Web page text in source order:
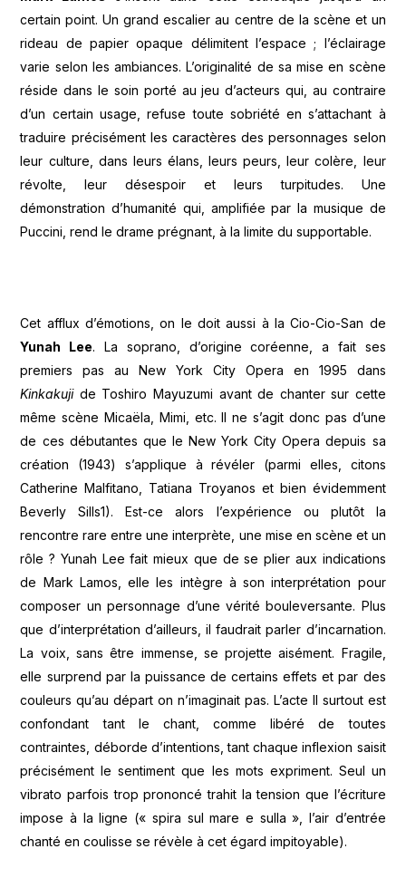
certain point. Un grand escalier au centre de la scène et un
rideau de papier opaque délimitent l’espace ; l’éclairage
varie selon les ambiances. L’originalité de sa mise en scène
réside dans le soin porté au jeu d’acteurs qui, au contraire
d’un certain usage, refuse toute sobriété en s’attachant à
traduire précisément les caractères des personnages selon
leur culture, dans leurs élans, leurs peurs, leur colère, leur
révolte, leur désespoir et leurs turpitudes. Une
démonstration d’humanité qui, amplifiée par la musique de
Puccini, rend le drame prégnant, à la limite du supportable.
Cet afflux d’émotions, on le doit aussi à la Cio-Cio-San de
Yunah Lee. La soprano, d’origine coréenne, a fait ses
premiers pas au New York City Opera en 1995 dans
Kinkakujide Toshiro Mayuzumi avant de chanter sur cette
même scène Micaëla, Mimi, etc. Il ne s’agit donc pas d’une
de ces débutantes que le New York City Opera depuis sa
création (1943) s’applique à révéler (parmi elles, citons
Catherine Malfitano, Tatiana Troyanos et bien évidemment
Beverly Sills1). Est-ce alors l’expérience ou plutôt la
rencontre rare entre une interprète, une mise en scène et un
rôle ? Yunah Lee fait mieux que de se plier aux indications
de Mark Lamos, elle les intègre à son interprétation pour
composer un personnage d’une vérité bouleversante. Plus
que d’interprétation d’ailleurs, il faudrait parler d’incarnation.
La voix, sans être immense, se projette aisément. Fragile,
elle surprend par la puissance de certains effets et par des
couleurs qu’au départ on n’imaginait pas. L’acte II surtout est
confondant tant le chant, comme libéré de toutes
contraintes, déborde d’intentions, tant chaque inflexion saisit
précisément le sentiment que les mots expriment. Seul un
vibrato parfois trop prononcé trahit la tension que l’écriture
impose à la ligne (« spira sul mare e sulla », l’air d’entrée
chanté en coulisse se révèle à cet égard impitoyable).